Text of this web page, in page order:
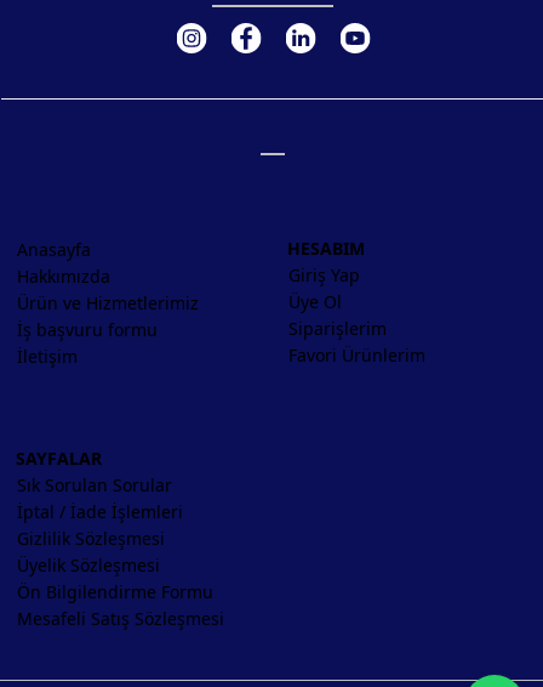
Anasayfa
Hakkımızda
Ürün ve Hizmetlerimiz
İş başvuru formu
İletişim
HESABIM
Giriş Yap
Üye Ol
Siparişlerim
Favori Ürünlerim
SAYFALAR
Sık Sorulan Sorular
İptal / İade İşlemleri
Gizlilik Sözleşmesi
Üyelik Sözleşmesi
Ön Bilgilendirme Formu
Mesafeli Satış Sözleşmesi